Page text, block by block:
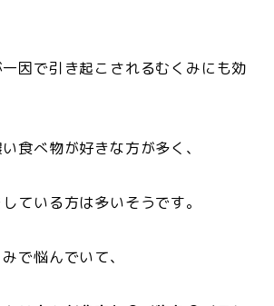
因で引き起こされるむくみにも効
食べ物が好きな方が多く、
ている方は多いそうです。
で悩んでいて、